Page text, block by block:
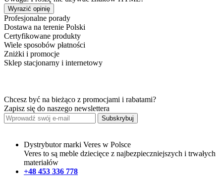
Wyrazić opinię
Profesjonalne porady
Dostawa na terenie Polski
Certyfikowane produkty
Wiele sposobów płatności
Zniżki i promocje
Sklep stacjonarny i internetowy
Chcesz być na bieżąco z promocjami i rabatami?
Zapisz się do naszego newslettera
Subskrybuj
Dystrybutor marki Veres w Polsce
Veres to są meble dziecięce z najbezpieczniejszych i trwałych
materiałów
+48 453 336 778